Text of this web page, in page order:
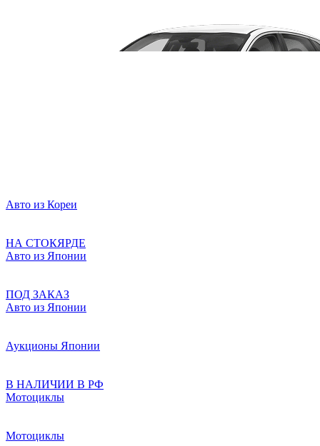
Авто из Кореи
НА СТОКЯРДЕ
Авто из Японии
ПОД ЗАКАЗ
Авто из Японии
Аукционы Японии
В НАЛИЧИИ В РФ
Мотоциклы
Мотоциклы